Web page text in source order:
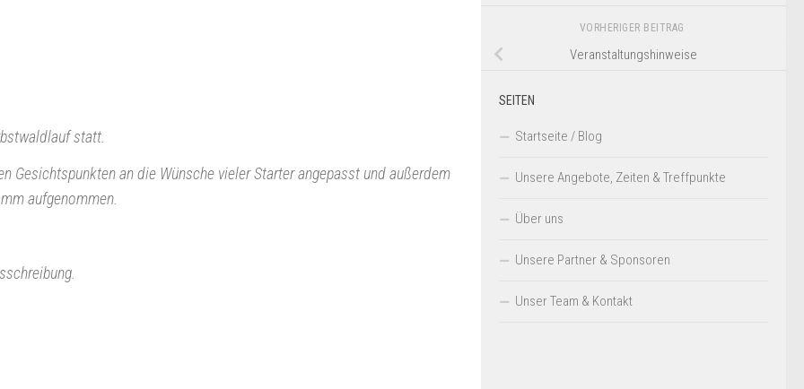
statt.
Gesichtspunkten an die Wünsche vieler Starter angepasst und außerdem
aufgenommen.
VORHERIGER BEITRAG
Veranstaltungshinweise
SEITEN
Startseite / Blog
Unsere Angebote, Zeiten & Treffpunkte
Über uns
Unsere Partner & Sponsoren
Unser Team & Kontakt